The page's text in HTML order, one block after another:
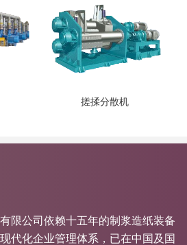
搓揉分散机
公司依赖十五年的制浆造纸装备
代化企业管理体系，已在中国及国